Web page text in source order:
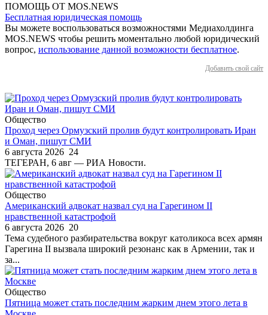
ПОМОЩЬ ОТ MOS.NEWS
Бесплатная юридическая помощь
Вы можете воспользоваться возможностями Медиахолдинга
MOS.NEWS чтобы решить моментально любой юридический
вопрос, использование данной возможности бесплатное.
Добавить свой сайт
Общество
Проход через Ормузский пролив будут контролировать Иран
и Оман, пишут СМИ
6 августа 2026 24
ТЕГЕРАН, 6 авг — РИА Новости.
Общество
Американский адвокат назвал суд на Гарегином II
нравственной катастрофой
6 августа 2026 20
Тема судебного разбирательства вокруг католикоса всех армян
Гарегина II вызвала широкий резонанс как в Армении, так и
за...
Общество
Пятница может стать последним жарким днем этого лета в